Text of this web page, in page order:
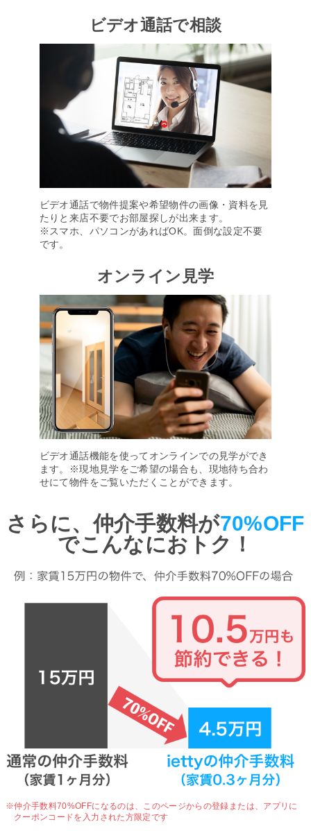
ビデオ通話で相談
ビデオ通話で物件提案や希望物件の画像・資料を見
たりと来店不要でお部屋探しが出来ます。
※スマホ、パソコンがあればOK。面倒な設定不要
です。
オンライン見学
ビデオ通話機能を使ってオンラインでの見学ができ
ます。※現地見学をご希望の場合も、現地待ち合わ
せにて物件をご覧いただくことができます。
さらに、仲介手数料が70%OFF
でこんなにおトク！
※仲介手数料70%OFFになるのは、 このページからの登録または、アプリに
クーポンコードを入力された方限定です